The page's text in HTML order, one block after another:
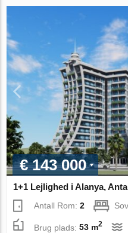
€ 143 000
1+1 Lejlighed i Alanya,
Antall Rom:2
Brug plads:53 m2